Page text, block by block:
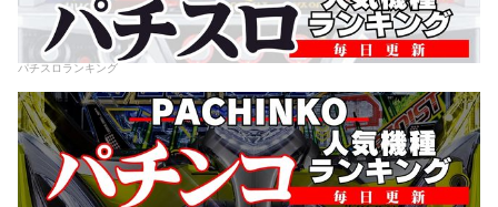
パチスロランキング